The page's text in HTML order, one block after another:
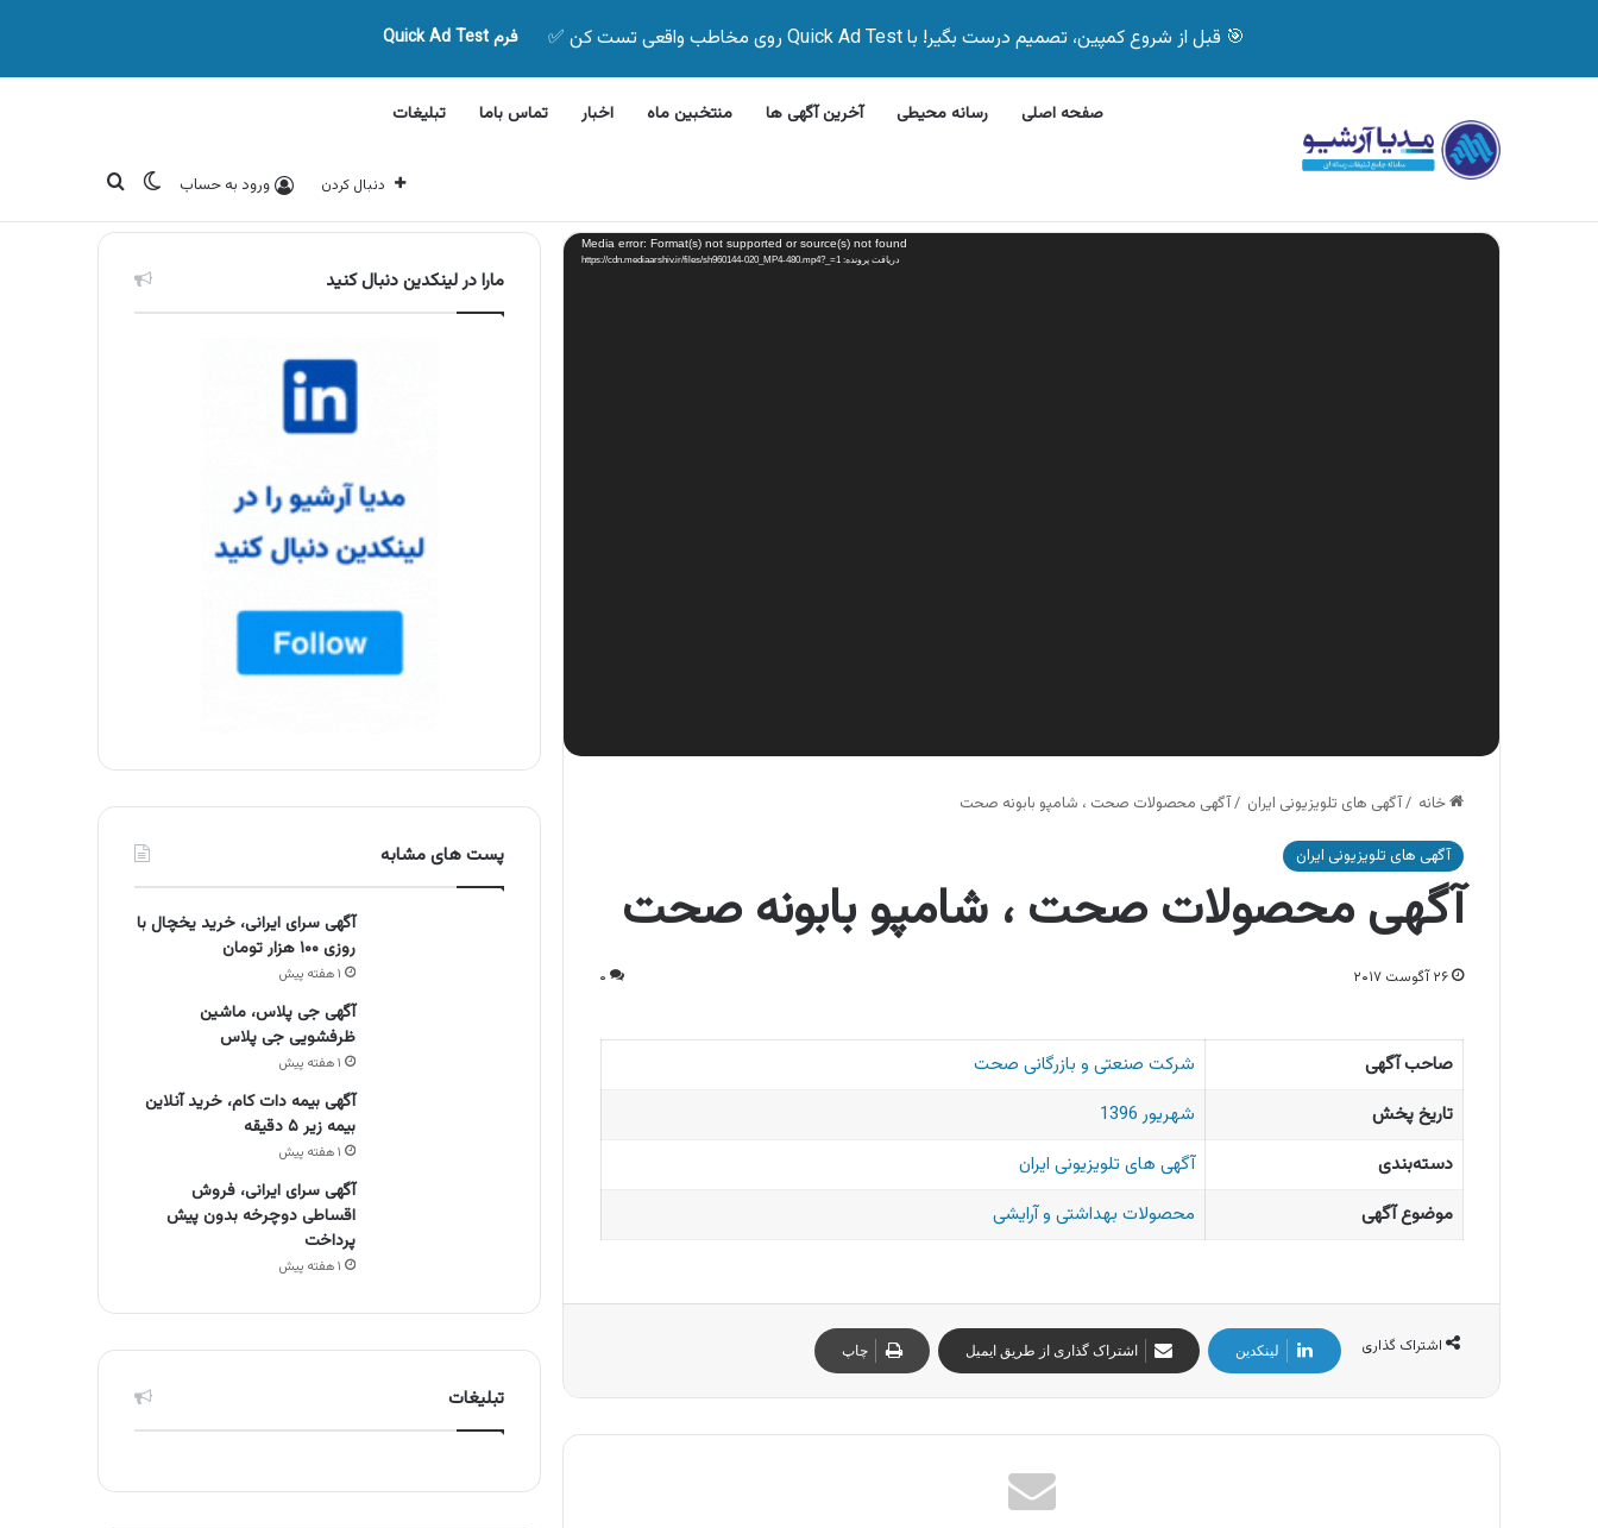
🎯 قبل از شروع کمپین، تصمیم درست بگیر! با Quick Ad Test روی مخاطب واقعی تست کن ✅ فرم Quick Ad Test
صفحه اصلی رسانه محیطی آخرین آگهی ها منتخبین ماه اخبار تماس باما تبلیغات
دنبال کردن ورود به حساب تغییر پوسته
جستجو برای پنج‌شنبه, 6 آگوست 2026 آگهی های تازه
نمایشگر
ویدیو Media error: Format(s) not supported or source(s) not found
دریافت پرونده: https://cdn.mediaarshiv.ir/files/sh960144-020_MP4-480.mp4?_=1
خانه /آگهی های تلویزیونی ایران /آگهی محصولات صحت ، شامپو بابونه صحت
آگهی های تلویزیونی ایران
آگهی محصولات صحت ، شامپو بابونه صحت
۲۶ آگوست ۲۰۱۷ ۰
صاحب آگهی
شركت صنعتی و بازرگانی صحت
تاریخ پخش
شهریور 1396
دسته‌بندی
آگهی های تلویزیونی ایران
موضوع آگهی
محصولات بهداشتی و آرایشی
اشتراک گذاری لینکدین اشتراک گذاری از طریق ایمیل چاپ
مارا در لینکدین دنبال کنید
پست های مشابه
آگهی سرای ایرانی، خرید یخچال با
روزی ۱۰۰ هزار تومان
۱ هفته پیش
آگهی جی پلاس، ماشین
ظرفشویی جی پلاس
۱ هفته پیش
آگهی بیمه دات کام، خرید آنلاین
بیمه زیر ۵ دقیقه
۱ هفته پیش
آگهی سرای ایرانی، فروش
اقساطی دوچرخه بدون پیش
پرداخت
۱ هفته پیش
تبلیغات